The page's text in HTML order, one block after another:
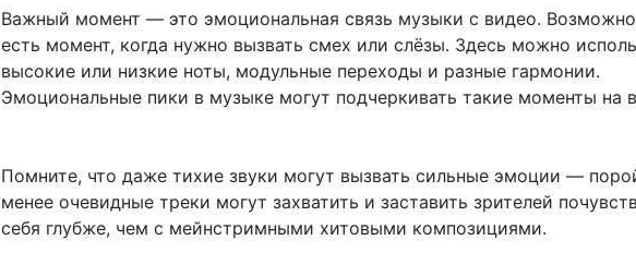
Важный момент — это эмоциональная связь музыки с видео.
есть момент, когда нужно вызвать смех или слёзы. Здесь можно
высокие или низкие ноты, модульные переходы и разные гармонии.
Эмоциональные пики в музыке могут подчеркивать такие моменты на
Помните, что даже тихие звуки могут вызвать сильные эмоции —
менее очевидные треки могут захватить и заставить зрителей
себя глубже, чем с мейнстримными хитовыми композициями.